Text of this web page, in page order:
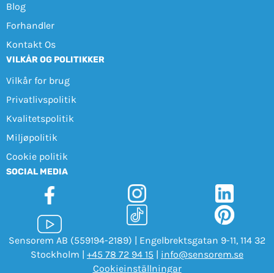
Blog
Forhandler
Kontakt Os
VILKÅR OG POLITIKKER
Vilkår for brug
Privatlivspolitik
Kvalitetspolitik
Miljøpolitik
Cookie politik
SOCIAL MEDIA
Sensorem AB (559194-2189) | Engelbrektsgatan 9-11, 114 32
Stockholm | +45 78 72 94 15 | info@sensorem.se
Cookieinställningar